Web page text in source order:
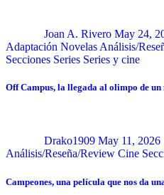
Joan A. Rivero May 24,
Adaptación Novelas Análisis/
Secciones Series Series y cine
Off Campus, la llegada al olimpo de un
Drako1909 May 11, 2026
Análisis/Reseña/Review Cine
Campeones, una película que nos da